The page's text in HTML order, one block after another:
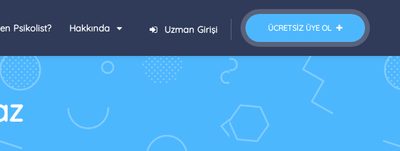
ÜCRETSIZ ÜYE OL
Uzman Girişi
Psikolist? Hakkında